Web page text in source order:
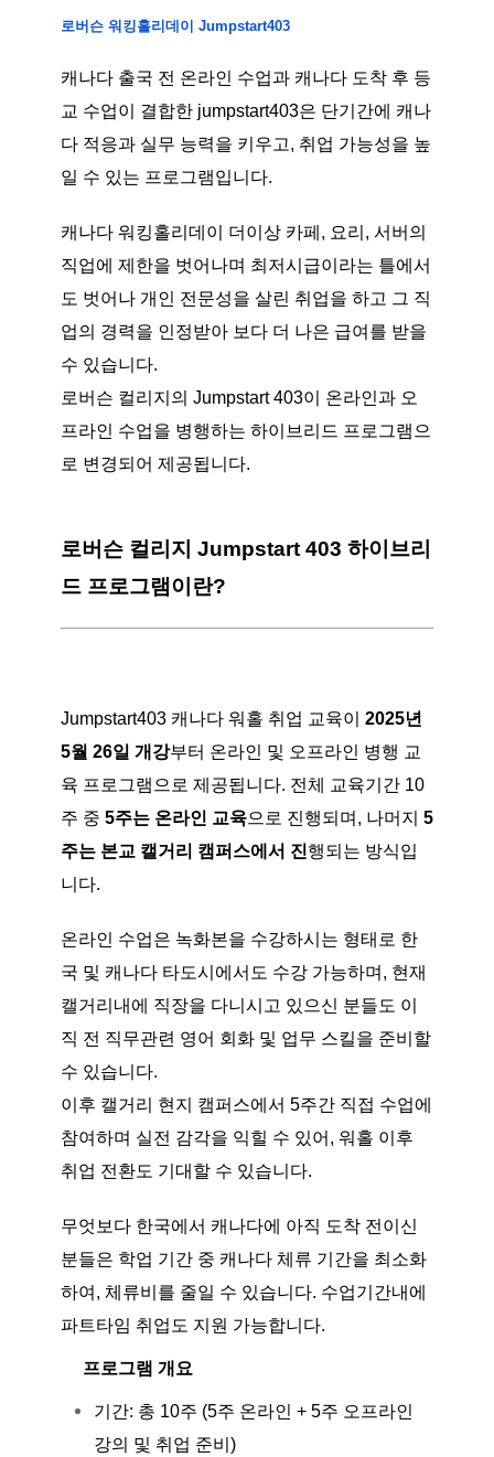
로버슨 워킹홀리데이 Jumpstart403
캐나다 출국 전 온라인 수업과 캐나다 도착 후 등
교 수업이 결합한 jumpstart403은 단기간에 캐나
다 적응과 실무 능력을 키우고, 취업 가능성을 높
일 수 있는 프로그램입니다.
캐나다 워킹홀리데이 더이상 카페, 요리, 서버의
직업에 제한을 벗어나며 최저시급이라는 틀에서
도 벗어나 개인 전문성을 살린 취업을 하고 그 직
업의 경력을 인정받아 보다 더 나은 급여를 받을
수 있습니다.
로버슨 컬리지의 Jumpstart 403이 온라인과 오
프라인 수업을 병행하는 하이브리드 프로그램으
로 변경되어 제공됩니다.
로버슨 컬리지 Jumpstart 403 하이브리
드 프로그램이란?
Jumpstart403 캐나다 워홀 취업 교육이
2025년
5월 26일 개강부터 온라인 및 오프라인 병행 교
육 프로그램으로 제공됩니다. 전체 교육기간 10
주 중 5주는 온라인 교육으로 진행되며, 나머지 5
주는 본교 캘거리 캠퍼스에서 진행되는 방식입
니다.
온라인 수업은 녹화본을 수강하시는 형태로 한
국 및 캐나다 타도시에서도 수강 가능하며, 현재
캘거리내에 직장을 다니시고 있으신 분들도 이
직 전 직무관련 영어 회화 및 업무 스킬을 준비할
수 있습니다.
이후 캘거리 현지 캠퍼스에서 5주간 직접 수업에
참여하며 실전 감각을 익힐 수 있어, 워홀 이후
취업 전환도 기대할 수 있습니다.
무엇보다 한국에서 캐나다에 아직 도착 전이신
분들은 학업 기간 중 캐나다 체류 기간을 최소화
하여, 체류비를 줄일 수 있습니다. 수업기간내에
파트타임 취업도 지원 가능합니다.
프로그램 개요
기간: 총 10주 (5주 온라인 + 5주 오프라인
강의 및 취업 준비)